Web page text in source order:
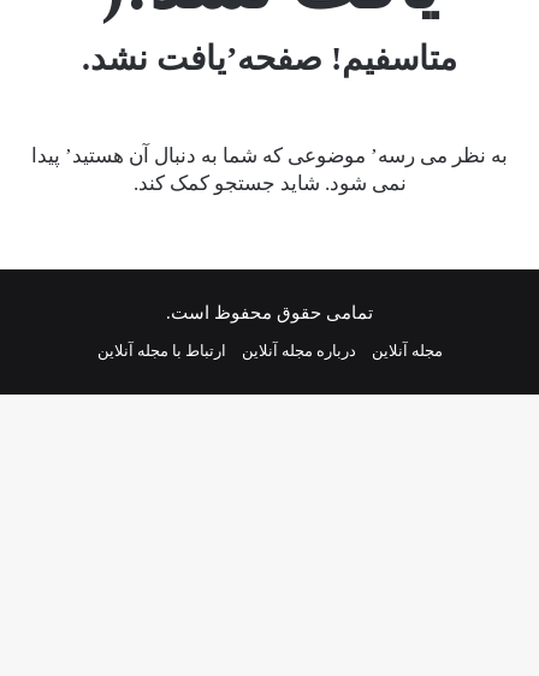
متاسفیم! صفحه’یافت نشد.
به نظر می رسه’ موضوعی که شما به دنبال آن هستید’ پیدا
نمی شود. شاید جستجو کمک کند.
تمامی حقوق محفوظ است.
مجله آنلاین درباره مجله آنلاین ارتباط با مجله آنلاین